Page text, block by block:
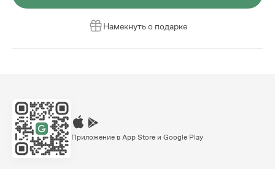
Намекнуть о подарке
Приложение в App Store и Google Play